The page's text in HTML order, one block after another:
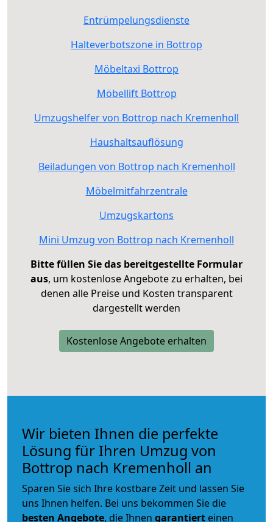
Entrümpelungsdienste
Halteverbotszone in Bottrop
Möbeltaxi Bottrop
Möbellift Bottrop
Umzugshelfer von Bottrop nach Kremenholl
Haushaltsauflösung
Beiladungen von Bottrop nach Kremenholl
Möbelmitfahrzentrale
Umzugskartons
Mini Umzug von Bottrop nach Kremenholl
Bitte füllen Sie das bereitgestellte Formular
aus, um kostenlose Angebote zu erhalten, bei
denen alle Preise und Kosten transparent
dargestellt werden
Kostenlose Angebote erhalten
Wir bieten Ihnen die perfekte
Lösung für Ihren Umzug von
Bottrop nach Kremenholl an
Sparen Sie sich Ihre kostbare Zeit und lassen Sie
uns Ihnen helfen. Bei uns bekommen Sie die
besten Angebote, die Ihnen garantiert einen